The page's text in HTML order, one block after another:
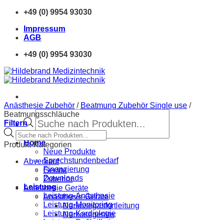
Zum
springen
+49 (0) 9954 93030
Impressum
AGB
+49 (0) 9954 93030
Products
search
Home
Neue Produkte
Sprechstundenbedarf
Finanzierung
Downloads
Leistung
Leistung-Anästhesie
Leistung-Monitoring
Leistung-Kardiologie
Anästhesie Zubehör / Beatmung Zubehör Single use /
Beatmungsschläuche
Filtern
Products
search
Produkt-Kategorien
Abverkauf
Geräte
Zubehör
Anästhesie Geräte
Anästhesie-Geräte
Narkosegasfortleitung
Narkosegeräte